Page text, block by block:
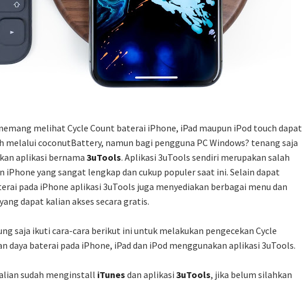
melihat Cycle Count baterai iPhone, iPad maupun iPod touch dapat
melalui coconutBattery, namun bagi pengguna PC Windows? tenang saja
aplikasi bernama 3uTools. Aplikasi 3uTools sendiri merupakan salah
iPhone yang sangat lengkap dan cukup populer saat ini. Selain dapat
pada iPhone aplikasi 3uTools juga menyediakan berbagai menu dan
dapat kalian akses secara gratis.
saja ikuti cara-cara berikut ini untuk melakukan pengecekan Cycle
daya baterai pada iPhone, iPad dan iPod menggunakan aplikasi 3uTools.
sudah menginstall iTunes dan aplikasi 3uTools, jika belum silahkan